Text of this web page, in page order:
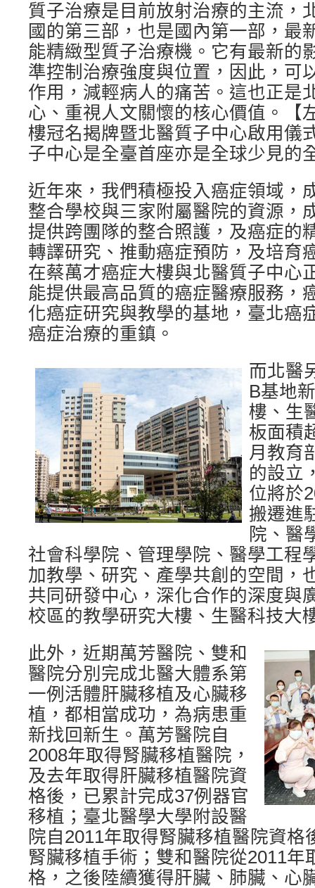
質子治療是目前放射治療的主流，
國的第三部，也是國內第一部，最
能精緻型質子治療機。它有最新的
準控制治療強度與位置，因此，可
作用，減輕病人的痛苦。這也正是
心、重視人文關懷的核心價值。【
樓冠名揭牌暨北醫質子中心啟用儀
子中心是全臺首座亦是全球少見的
近年來，我們積極投入癌症領域，
整合學校與三家附屬醫院的資源，
提供跨團隊的整合照護，及癌症的
轉譯研究、推動癌症預防，及培育
在蔡萬才癌症大樓與北醫質子中心
能提供最高品質的癌症醫療服務，
化癌症研究與教學的基地，臺北癌
癌症治療的重鎮。
而北醫
B基地
樓、生
板面積
月教育
的設立
位將於
搬遷進
院、醫
社會科學院、管理學院、醫學工程
加教學、研究、產學共創的空間，
共同研發中心，深化合作的深度與
校區的教學研究大樓、生醫科技大
此外，近期萬芳醫院、雙和
醫院分別完成北醫大體系第
一例活體肝臟移植及心臟移
植，都相當成功，為病患重
新找回新生。萬芳醫院自
2008年取得腎臟移植醫院，
及去年取得肝臟移植醫院資
格後，已累計完成37例器官
移植；臺北醫學大學附設醫
院自2011年取得腎臟移植醫院資格
腎臟移植手術；雙和醫院從2011年
格，之後陸續獲得肝臟、肺臟、心